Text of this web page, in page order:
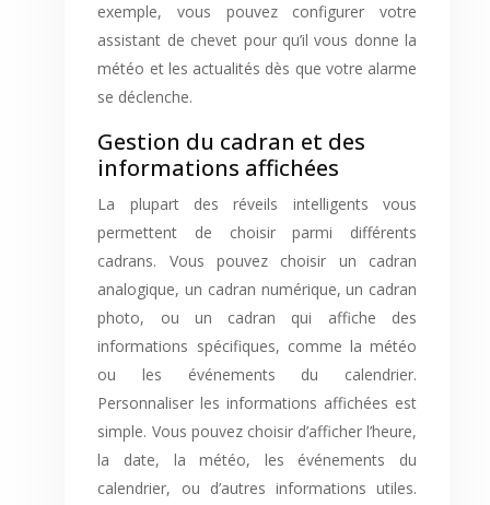
exemple, vous pouvez configurer votre
assistant de chevet pour qu’il vous donne la
météo et les actualités dès que votre alarme
se déclenche.
Gestion du cadran et des
informations affichées
La plupart des réveils intelligents vous
permettent de choisir parmi différents
cadrans. Vous pouvez choisir un cadran
analogique, un cadran numérique, un cadran
photo, ou un cadran qui affiche des
informations spécifiques, comme la météo
ou les événements du calendrier.
Personnaliser les informations affichées est
simple. Vous pouvez choisir d’afficher l’heure,
la date, la météo, les événements du
calendrier, ou d’autres informations utiles.